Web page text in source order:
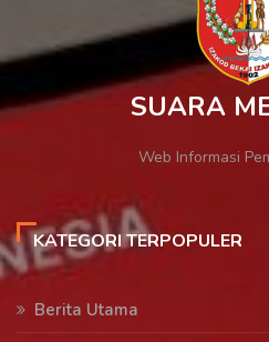
SUARA
Web Informasi
KATEGORI TERPOPULER
Berita Utama